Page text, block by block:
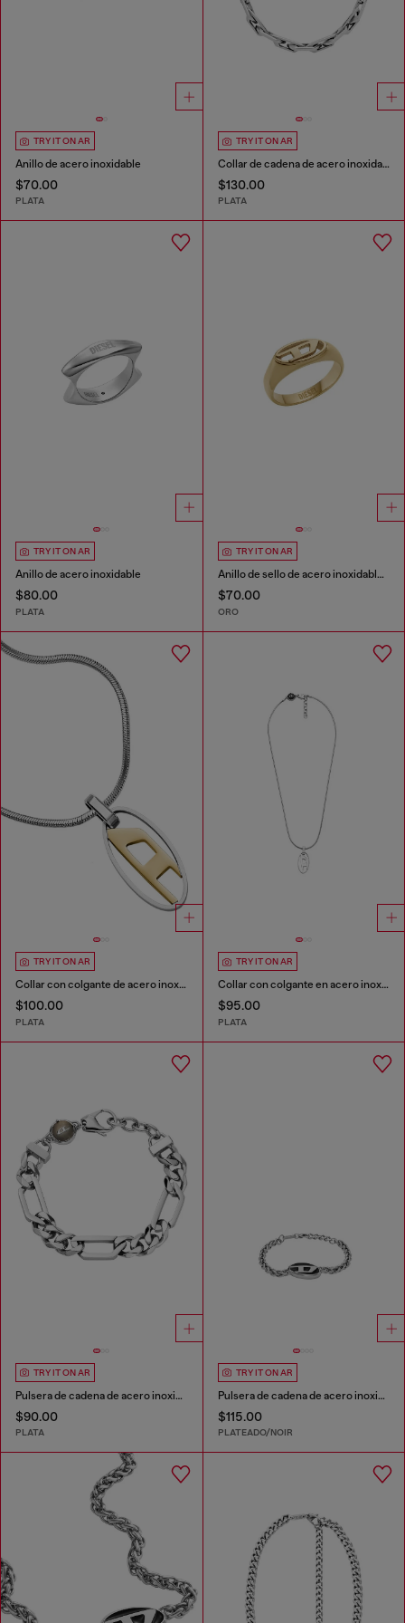
TRY IT ON AR
Anillo de acero inoxidable
$70.00
PLATA
TRY IT ON AR
Collar de cadena de acero inoxidable
$130.00
PLATA
TRY IT ON AR
Anillo de acero inoxidable
$80.00
PLATA
TRY IT ON AR
Anillo de sello de acero inoxidable en tono dorado
$70.00
ORO
TRY IT ON AR
Collar con colgante de acero inoxidable en dos tonos
$100.00
PLATA
TRY IT ON AR
Collar con colgante en acero inoxidable
$95.00
PLATA
TRY IT ON AR
Pulsera de cadena de acero inoxidable
$90.00
PLATA
TRY IT ON AR
Pulsera de cadena de acero inoxidable
$115.00
PLATEADO/NOIR